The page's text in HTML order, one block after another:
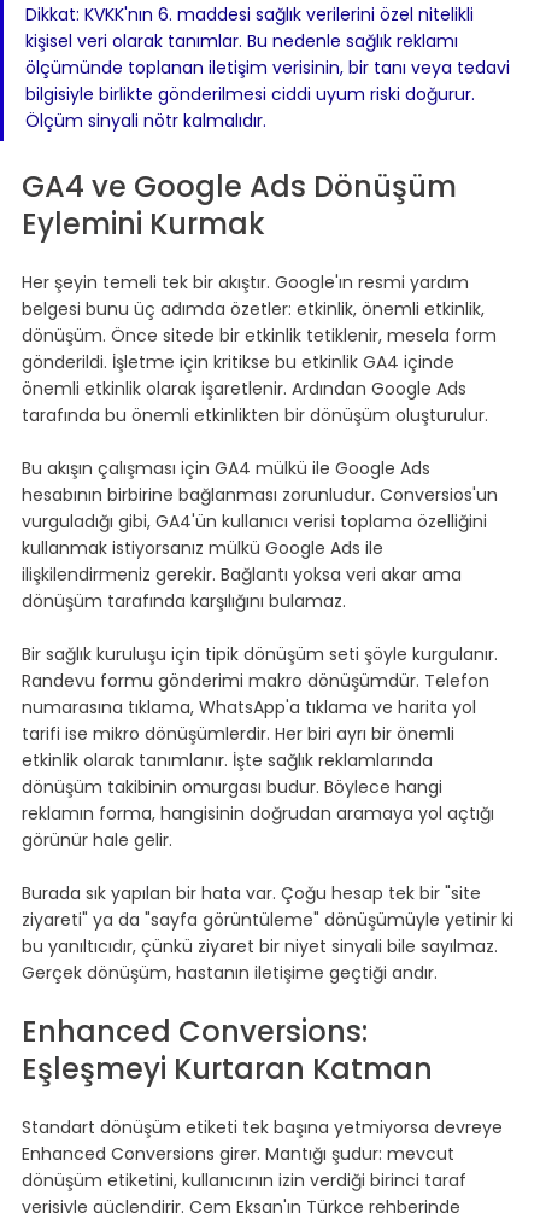
Dikkat: KVKK'nın 6. maddesi sağlık verilerini özel nitelikli
kişisel veri olarak tanımlar. Bu nedenle sağlık reklamı
ölçümünde toplanan iletişim verisinin, bir tanı veya tedavi
bilgisiyle birlikte gönderilmesi ciddi uyum riski doğurur.
Ölçüm sinyali nötr kalmalıdır.
GA4 ve Google Ads Dönüşüm
Eylemini Kurmak
Her şeyin temeli tek bir akıştır. Google'ın resmi yardım
belgesi bunu üç adımda özetler: etkinlik, önemli etkinlik,
dönüşüm. Önce sitede bir etkinlik tetiklenir, mesela form
gönderildi. İşletme için kritikse bu etkinlik GA4 içinde
önemli etkinlik olarak işaretlenir. Ardından Google Ads
tarafında bu önemli etkinlikten bir dönüşüm oluşturulur.
Bu akışın çalışması için GA4 mülkü ile Google Ads
hesabının birbirine bağlanması zorunludur. Conversios'un
vurguladığı gibi, GA4'ün kullanıcı verisi toplama özelliğini
kullanmak istiyorsanız mülkü Google Ads ile
ilişkilendirmeniz gerekir. Bağlantı yoksa veri akar ama
dönüşüm tarafında karşılığını bulamaz.
Bir sağlık kuruluşu için tipik dönüşüm seti şöyle kurgulanır.
Randevu formu gönderimi makro dönüşümdür. Telefon
numarasına tıklama, WhatsApp'a tıklama ve harita yol
tarifi ise mikro dönüşümlerdir. Her biri ayrı bir önemli
etkinlik olarak tanımlanır. İşte sağlık reklamlarında
dönüşüm takibinin omurgası budur. Böylece hangi
reklamın forma, hangisinin doğrudan aramaya yol açtığı
görünür hale gelir.
Burada sık yapılan bir hata var. Çoğu hesap tek bir "site
ziyareti" ya da "sayfa görüntüleme" dönüşümüyle yetinir ki
bu yanıltıcıdır, çünkü ziyaret bir niyet sinyali bile sayılmaz.
Gerçek dönüşüm, hastanın iletişime geçtiği andır.
Enhanced Conversions:
Eşleşmeyi Kurtaran Katman
Standart dönüşüm etiketi tek başına yetmiyorsa devreye
Enhanced Conversions girer. Mantığı şudur: mevcut
dönüşüm etiketini, kullanıcının izin verdiği birinci taraf
verisiyle güçlendirir. Cem Eksan'ın Türkçe rehberinde